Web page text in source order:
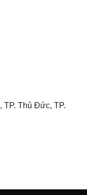
TP. Thủ Đức, TP.